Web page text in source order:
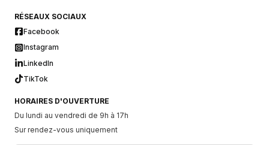
RÉSEAUX SOCIAUX
Facebook
Instagram
LinkedIn
TikTok
HORAIRES D'OUVERTURE
Du lundi au vendredi de 9h à 17h
Sur rendez-vous uniquement